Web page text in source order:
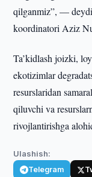
qilganmiz”, —
koordinatori Aziz
Ta’kidlash joizki,
ekotizimlar
resurslaridan
qiluvchi va
rivojlantirishga
Ulashish:
Telegram